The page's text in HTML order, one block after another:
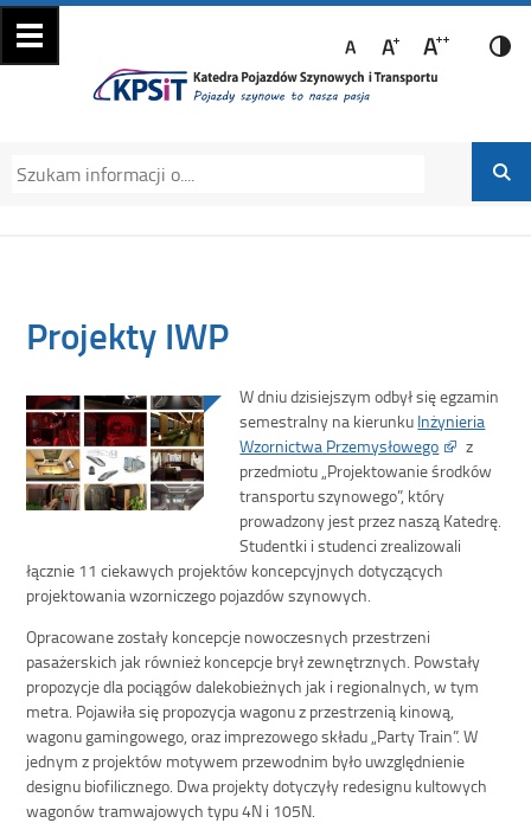
Katedra Pojazdów
Szynowych i
Transportu
Katedra Pojazdów Szynowych i Transportu
Politechniki Krakowskiej na Wydziale
Mechanicznym
Projekty IWP
W dniu dzisiejszym odbył się egzamin
semestralny na kierunku Inżynieria
Wzornictwa Przemysłowego
z
przedmiotu „Projektowanie środków
transportu szynowego”, który
prowadzony jest przez naszą Katedrę.
Studentki i studenci zrealizowali
łącznie 11 ciekawych projektów koncepcyjnych dotyczących
projektowania wzorniczego pojazdów szynowych.
Opracowane zostały koncepcje nowoczesnych przestrzeni
pasażerskich jak również koncepcje brył zewnętrznych. Powstały
propozycje dla pociągów dalekobieżnych jak i regionalnych, w tym
metra. Pojawiła się propozycja wagonu z przestrzenią kinową,
wagonu gamingowego, oraz imprezowego składu „Party Train”. W
jednym z projektów motywem przewodnim było uwzględnienie
designu biofilicznego. Dwa projekty dotyczyły redesignu kultowych
wagonów tramwajowych typu 4N i 105N.